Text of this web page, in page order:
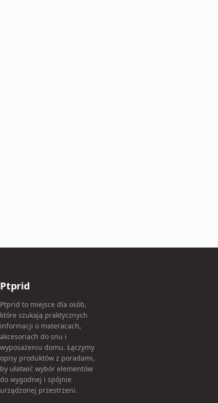
Ptprid
Ptprid to miejsce dla osób,
które szukają praktycznych
informacji o materacach,
akcesoriach do snu i
wyposażeniu domu. Łączymy
opisy produktów z poradami,
by ułatwić wybór elementów
do wygodnej i spójnie
urządzonej przestrzeni.